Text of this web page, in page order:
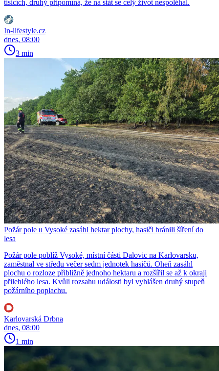
tisících, druhý připomíná, že na stát se celý život nespoléhal.
In-lifestyle.cz
dnes, 08:00
3 min
Požár pole u Vysoké zasáhl hektar plochy, hasiči bránili šíření do
lesa
Požár pole poblíž Vysoké, místní části Dalovic na Karlovarsku,
zaměstnal ve středu večer sedm jednotek hasičů. Oheň zasáhl
plochu o rozloze přibližně jednoho hektaru a rozšířil se až k okraji
přilehlého lesa. Kvůli rozsahu události byl vyhlášen druhý stupeň
požárního poplachu.
Karlovarská Drbna
dnes, 08:00
1 min